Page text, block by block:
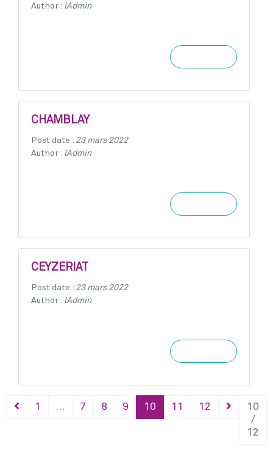
Author : lAdmin
CHAMBLAY
Post date : 23 mars 2022
Author : lAdmin
CEYZERIAT
Post date : 23 mars 2022
Author : lAdmin
1 … 7 8 9 10 11 12
10
/
12